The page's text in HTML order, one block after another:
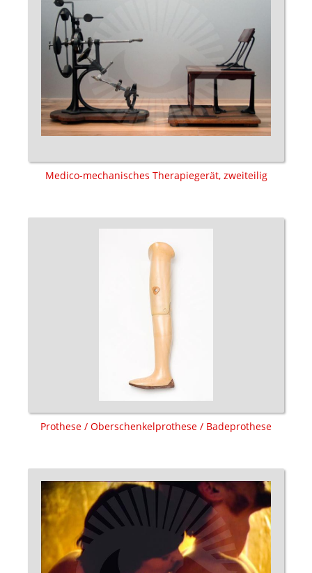
Medico-mechanisches Therapiegerät, zweiteilig
Prothese / Oberschenkelprothese / Badeprothese